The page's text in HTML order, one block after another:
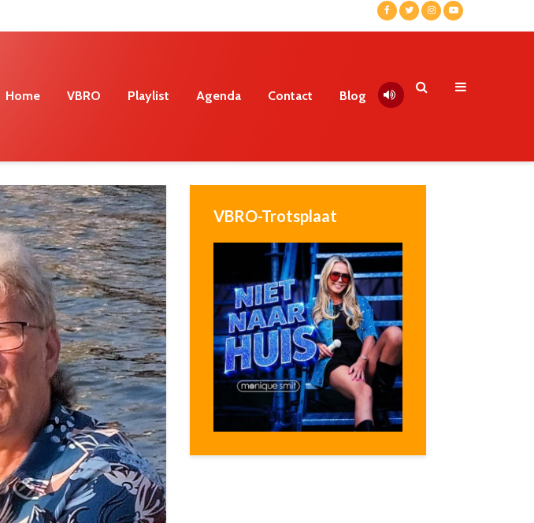
Home VBRO Playlist Agenda Contact Blog
VBRO-Trotsplaat